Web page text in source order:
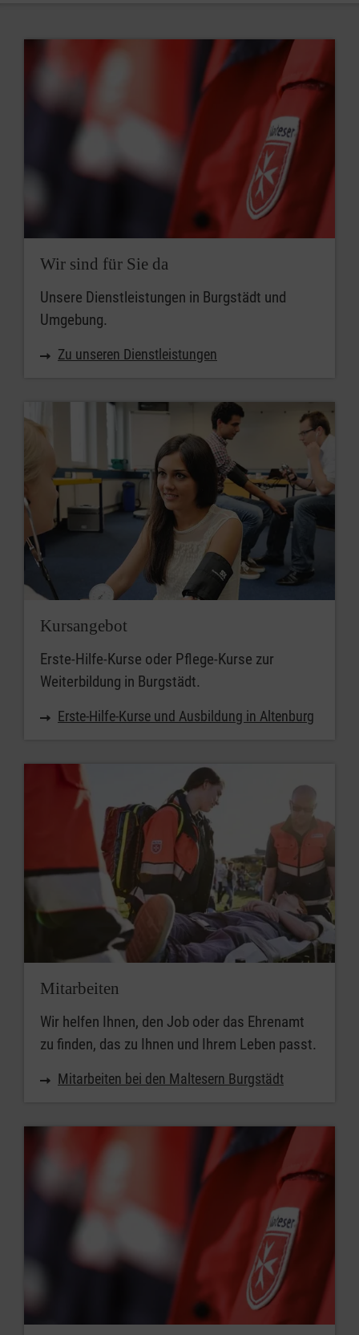
Wir sind für Sie da
Unsere Dienstleistungen in Burgstädt und
Umgebung.
Zu unseren Dienstleistungen
Kursangebot
Erste-Hilfe-Kurse oder Pflege-Kurse zur
Weiterbildung in Burgstädt.
Erste-Hilfe-Kurse und Ausbildung in Altenburg
Mitarbeiten
Wir helfen Ihnen, den Job oder das Ehrenamt
zu finden, das zu Ihnen und Ihrem Leben passt.
Mitarbeiten bei den Maltesern Burgstädt